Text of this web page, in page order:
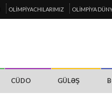
OLIMPIYACHILARIMIZ OLIMPIYA
CÜDO GÜLƏŞ